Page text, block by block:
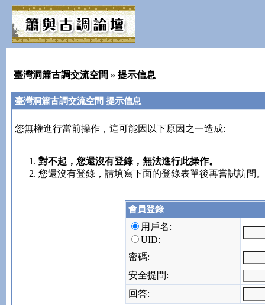
臺灣洞簫古調交流空間 » 提示信息
臺灣洞簫古調交流空間 提示信息
您無權進行當前操作，這可能因以下原因之一造成:
對不起，您還沒有登錄，無法進行此操作。
您還沒有登錄，請填寫下面的登錄表單後再嘗試訪問
會員登錄
用戶名:
UID:
密碼:
安全提問:
回答: